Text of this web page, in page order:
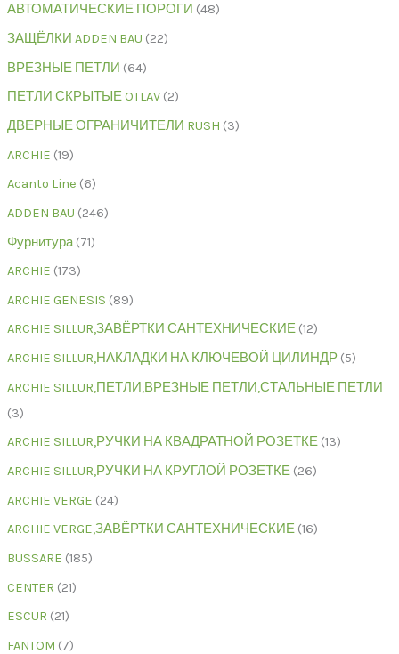
АВТОМАТИЧЕСКИЕ ПОРОГИ 48
ЗАЩЁЛКИ ADDEN BAU 22
ВРЕЗНЫЕ ПЕТЛИ 64
ПЕТЛИ СКРЫТЫЕ OTLAV 2
ДВЕРНЫЕ ОГРАНИЧИТЕЛИ RUSH 3
ARCHIE 19
Acanto Line 6
ADDEN BAU 246
Фурнитура 71
ARCHIE 173
ARCHIE GENESIS 89
ARCHIE SILLUR,ЗАВЁРТКИ САНТЕХНИЧЕСКИЕ 12
ARCHIE SILLUR,НАКЛАДКИ НА КЛЮЧЕВОЙ ЦИЛИНДР 5
ARCHIE SILLUR,ПЕТЛИ,ВРЕЗНЫЕ ПЕТЛИ,СТАЛЬНЫЕ ПЕТЛИ
3
ARCHIE SILLUR,РУЧКИ НА КВАДРАТНОЙ РОЗЕТКЕ 13
ARCHIE SILLUR,РУЧКИ НА КРУГЛОЙ РОЗЕТКЕ 26
ARCHIE VERGE 24
ARCHIE VERGE,ЗАВЁРТКИ САНТЕХНИЧЕСКИЕ 16
BUSSARE 185
CENTER 21
ESCUR 21
FANTOM 7